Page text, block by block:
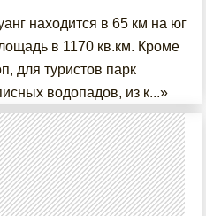
находится в 65 км на юг
в 1170 кв.км. Кроме
для туристов парк
водопадов, из к...»